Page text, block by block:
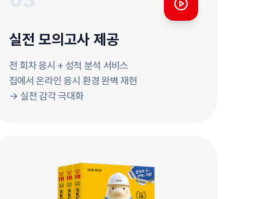
실전 모의고사 제공
전 회차 응시 + 성적 분석 서비스
집에서 온라인 응시 환경 완벽 재현
→ 실전 감각 극대화